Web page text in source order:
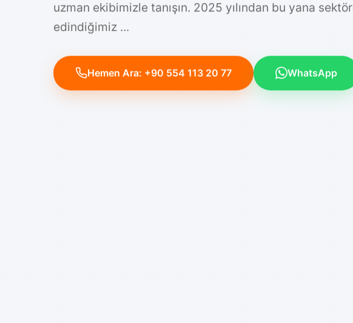
uzman ekibimizle tanışın. 2025 yılından bu yana
edindiğimiz ...
Hemen Ara: +90 554 113 20 77 WhatsApp